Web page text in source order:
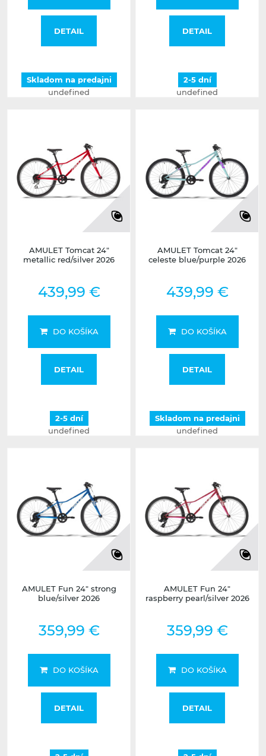
DETAIL
Skladom na predajni
undefined
DETAIL
2-5 dní
undefined
AMULET Tomcat 24"
metallic red/silver 2026
439,99 €
DO KOŠÍKA
DETAIL
2-5 dní
undefined
AMULET Tomcat 24"
celeste blue/purple 2026
439,99 €
DO KOŠÍKA
DETAIL
Skladom na predajni
undefined
AMULET Fun 24" strong
blue/silver 2026
359,99 €
DO KOŠÍKA
DETAIL
AMULET Fun 24"
raspberry pearl/silver 2026
359,99 €
DO KOŠÍKA
DETAIL